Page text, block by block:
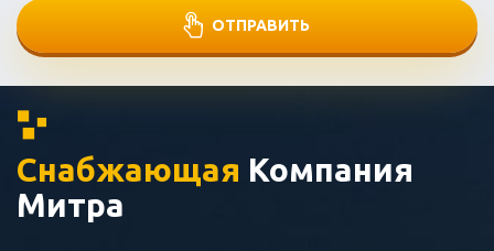
ОТПРАВИТЬ
Снабжающая Компания
Митра